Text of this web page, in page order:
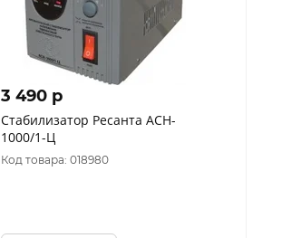
3 490 p
Стабилизатор Ресанта АСН-
1000/1-Ц
Код товара: 018980